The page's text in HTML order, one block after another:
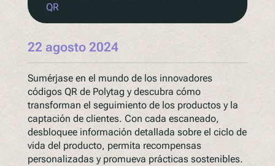
QR
22 agosto 2024
Sumérjase en el mundo de los innovadores
códigos QR de Polytag y descubra cómo
transforman el seguimiento de los productos y la
captación de clientes. Con cada escaneado,
desbloquee información detallada sobre el ciclo de
vida del producto, permita recompensas
personalizadas y promueva prácticas sostenibles.